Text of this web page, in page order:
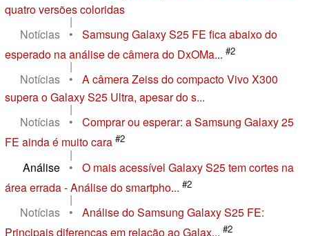
quatro versões coloridas
|
Notícias
•
Samsung Galaxy S25 FE fica abaixo do
esperado na análise de câmera do DxOMa... #2
|
Notícias
•
A câmera Zeiss do compacto Vivo X300
supera o Galaxy S25 Ultra, apesar do s...
|
Notícias
•
Comprar ou esperar: a Samsung Galaxy 25
FE ainda é muito cara #2
|
Análise
•
O mais acessível Galaxy S25 tem cortes na
área errada - Análise do smartpho... #2
|
Notícias
•
Análise do Samsung Galaxy S25 FE:
Principais diferenças em relação ao Galax... #2